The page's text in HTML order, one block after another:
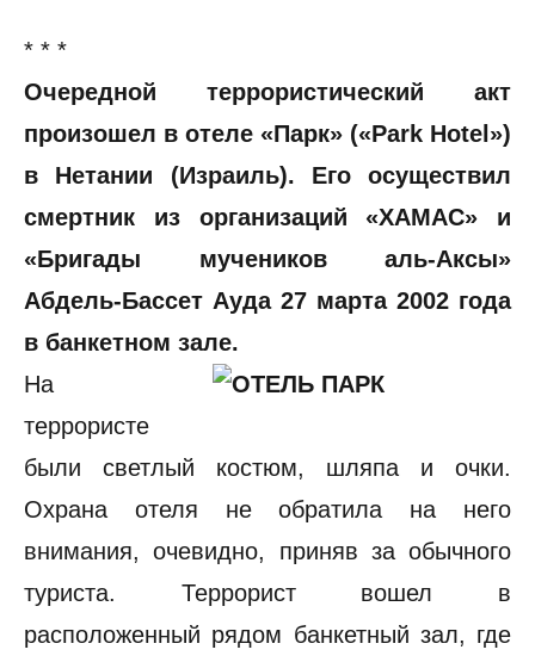
* * *
Очередной террористический акт
произошел в отеле «Парк» («Park Hotel»)
в Нетании (Израиль). Его осуществил
смертник из организаций «ХАМАС» и
«Бригады мучеников аль-Аксы»
Абдель-Бассет Ауда 27 марта 2002 года
в банкетном зале.
На
террористе
были светлый костюм, шляпа и очки.
Охрана отеля не обратила на него
внимания, очевидно, приняв за обычного
туриста. Террорист вошел в
расположенный рядом банкетный зал, где